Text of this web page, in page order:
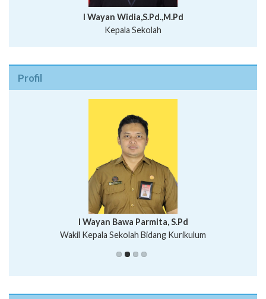
I Wayan Widia,S.Pd.,M.Pd
Kepala Sekolah
Profil
Putu Suhartana, S.Pd.
I Wayan Bawa Parmita, S.Pd
Wakil Kepala Sekolah Bidang Kurikulum
I Wayan Gede Aditya Pratita, S.Pd., M.Sn
Ni Wayan Nopi Sutantri, S.Pd.